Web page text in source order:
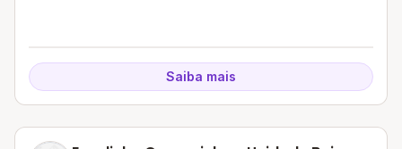
Saiba mais